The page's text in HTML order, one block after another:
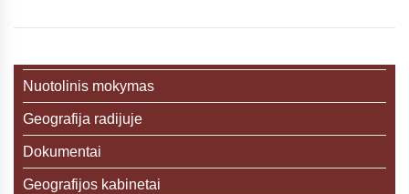
Nuotolinis mokymas
Geografija radijuje
Dokumentai
Geografijos kabinetai